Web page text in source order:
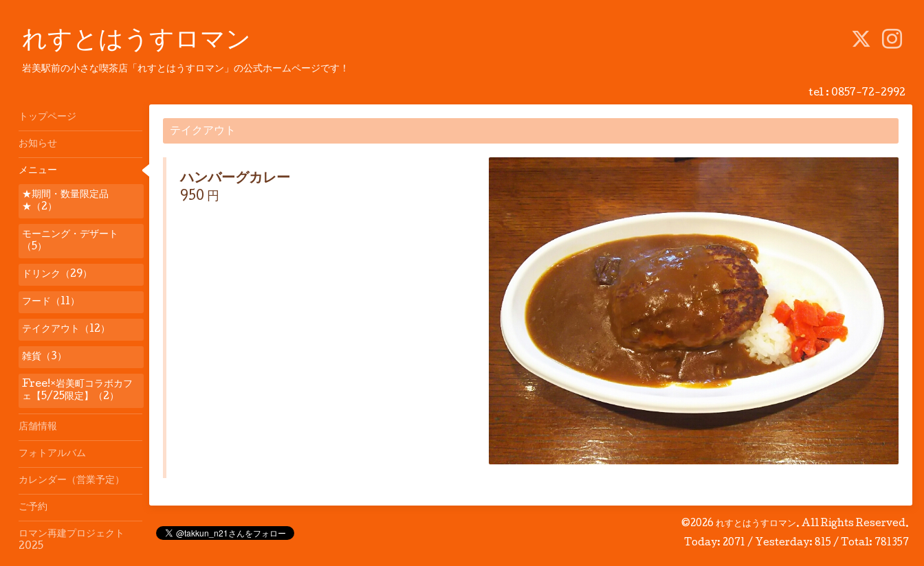
れすとはうすロマン
岩美駅前の小さな喫茶店「れすとはうすロマン」の公式ホームページです！
tel : 0857-72-2992
テイクアウト
ハンバーグカレー
950 円
©2026 れすとはうすロマン. All Rights Reserved.
Today: 2071 / Yesterday: 815 / Total: 781357
トップページ
お知らせ
メニュー
★期間・数量限定品
★（2）
モーニング・デザート
（5）
ドリンク（29）
フード（11）
テイクアウト（12）
雑貨（3）
Free!×岩美町コラボカフ
ェ【5/25限定】（2）
店舗情報
フォトアルバム
カレンダー（営業予定）
ご予約
ロマン再建プロジェクト
2025